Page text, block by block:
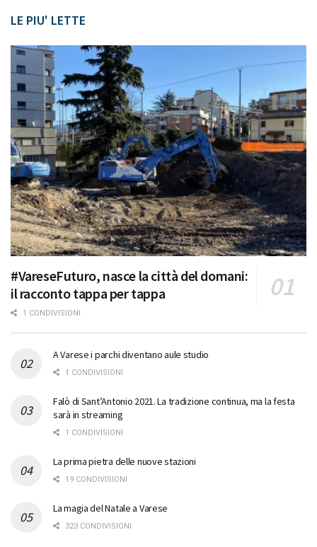
LE PIU' LETTE
#VareseFuturo, nasce la città del domani:
il racconto tappa per tappa
1 CONDIVISIONI
A Varese i parchi diventano aule studio
1 CONDIVISIONI
Falò di Sant’Antonio 2021. La tradizione continua, ma la festa
sarà in streaming
1 CONDIVISIONI
La prima pietra delle nuove stazioni
19 CONDIVISIONI
La magia del Natale a Varese
323 CONDIVISIONI